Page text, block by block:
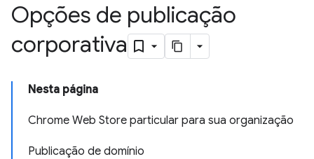
Opções de publicação
corporativa
Nesta página
Chrome Web Store particular para sua organização
Publicação de domínio